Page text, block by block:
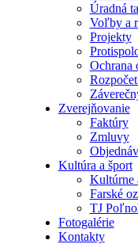
Úradná
Voľby a
Projekty
Ochrana
Zverejňovanie
Faktúry
Zmluvy
Kultúra a šport
Kultúrne
Farské
TJ
Fotogalérie
Kontakty